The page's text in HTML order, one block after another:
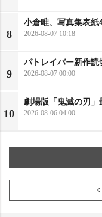
8
小倉唯、写真集表
2026-08-07 10:18
9
パトレイバー新作
2026-08-07 00:00
10
劇場版「鬼滅の刃」
2026-08-06 04:00